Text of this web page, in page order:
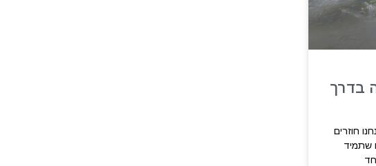
בדרך
חוזרים
שתמיד